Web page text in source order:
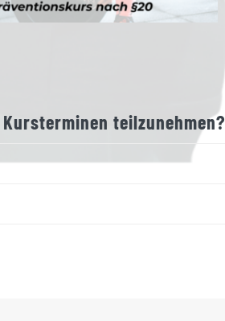
teilzunehmen?